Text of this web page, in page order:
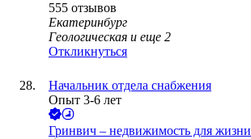
555 отзывов
Екатеринбург
Геологическая и еще 2
Откликнуться
Начальник отдела снабжения
Опыт 3-6 лет
Гринвич – недвижимость для жизни